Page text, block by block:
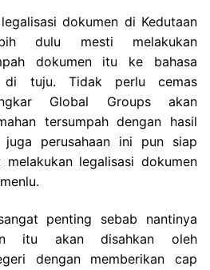
dokumen di Kedutaan
dulu mesti melakukan
dokumen itu ke bahasa
di tuju. Tidak perlu cemas
Global Groups akan
tersumpah dengan hasil
perusahaan ini pun siap
legalisasi dokumen
penting sebab nantinya
itu akan disahkan oleh
dengan memberikan cap